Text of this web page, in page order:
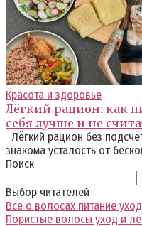
Красота и здоровье
Лёгкий рацион: как
себя лучше и не
Лёгкий рацион без
знакома усталость от
Поиск
Выбор читателей
Все о волосах питание уход
Пористые волосы уход и